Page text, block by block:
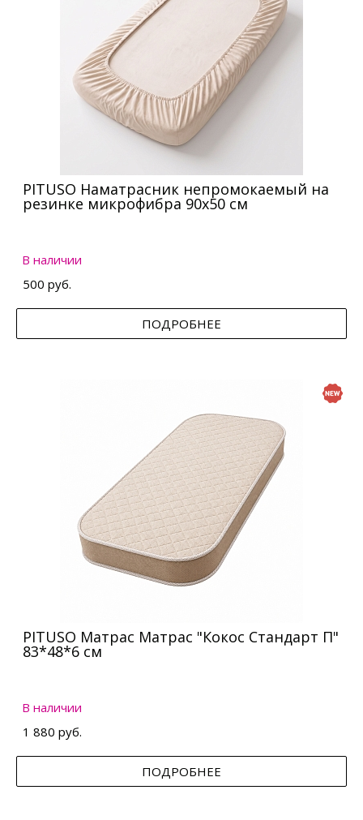
PITUSO Наматрасник непромокаемый на
резинке микрофибра 90х50 см
В наличии
500 руб.
ПОДРОБНЕЕ
PITUSO Матрас Матрас "Кокос Стандарт П"
83*48*6 см
В наличии
1 880 руб.
ПОДРОБНЕЕ